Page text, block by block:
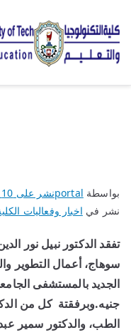
بواسطة portalنشر على 10 أغسطس, 2014
نشر في اخبار وفعاليات
تفقد الدكتور نبيل نور
سوهاج، أعمال التطوير
جنيه.وبرفقتة كل من
الطب، والدكتور سمير